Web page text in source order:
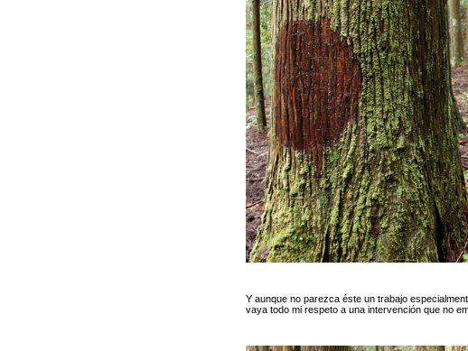
Y aunque no parezca éste un trabajo
vaya todo mi respeto a una intervención que no